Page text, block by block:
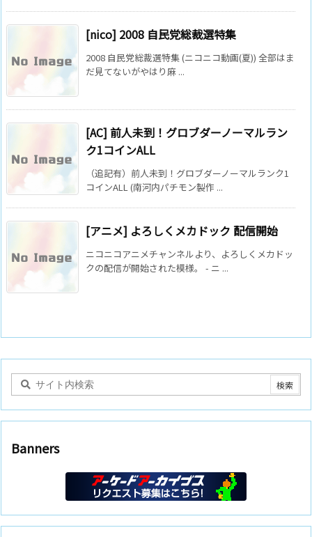
[nico] 2008 自民党総裁選特集
2008 自民党総裁選特集 (ニコニコ動画(夏)) 全部はま
だ見てないがやはり麻 ...
[AC] 前人未到！グロブダーノーマルラン
ク1コインALL
（追記有）前人未到！グロブダーノーマルランク1
コインALL (南河内パチモン製作 ...
[アニメ] よろしくメカドック 配信開始
ニコニコアニメチャンネルより、よろしくメカドッ
クの配信が開始された模様。 - ニ ...
Banners